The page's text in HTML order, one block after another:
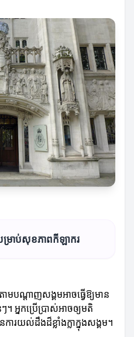
ម្រាប់សុខភាពកីឡាករ
មបណ្តាញសង្គមអាចធ្វើឱ្យមាន
អ្នកប្រើប្រាស់អាចឲ្យមតិ
ានការយល់ដឹងដ៏ខ្លាំងក្លាក្នុងសង្គម។